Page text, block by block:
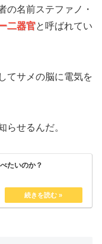
の名前ステファノ・
二器官と呼ばれてい
てサメの脳に電気を
らせるんだ。
たいのか？